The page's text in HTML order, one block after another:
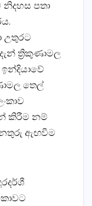
නිදහස පතා
උතුරට
ත්‍රිකුණාමල
ඉන්දියාවේ
තෙල්
කිරීම නම්
ඇඟවීම